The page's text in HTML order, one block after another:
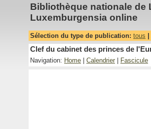
Bibliothèque nationale de
Luxemburgensia online
Sélection du type de publication: tous
Clef du cabinet des princes de
Navigation: Home Calendrier Fascicule